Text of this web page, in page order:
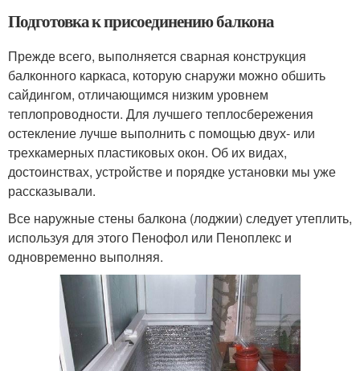
Подготовка к присоединению балкона
Прежде всего, выполняется сварная конструкция
балконного каркаса, которую снаружи можно обшить
сайдингом, отличающимся низким уровнем
теплопроводности. Для лучшего теплосбережения
остекление лучше выполнить с помощью двух- или
трехкамерных пластиковых окон. Об их видах,
достоинствах, устройстве и порядке установки мы уже
рассказывали.
Все наружные стены балкона (лоджии) следует утеплить,
используя для этого Пенофол или Пеноплекс и
одновременно выполняя.